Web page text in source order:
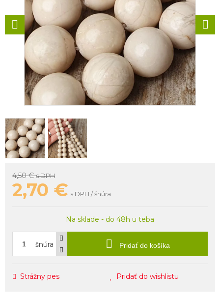
4,50 €s DPH
2,70 € s DPH / šnúra
Na sklade - do 48h u teba
šnúra Pridať do košíka
Strážny pes Pridať do wishlistu